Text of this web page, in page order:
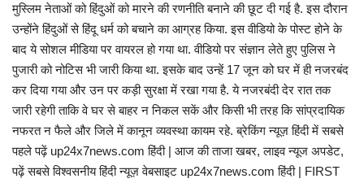
मुस्लिम नेताओं को हिंदुओं को मारने की रणनीति बनाने की छूट दी गई है. इस दौरान
उन्होंने हिंदुओं से हिंदू धर्म को बचाने का आग्रह किया. इस वीडियो के पोस्ट होने के
बाद ये सोशल मीडिया पर वायरल हो गया था. वीडियो पर संज्ञान लेते हुए पुलिस ने
पुजारी को नोटिस भी जारी किया था. इसके बाद उन्हें 17 जून को घर में ही नजरबंद
कर दिया गया और उन पर कड़ी सुरक्षा में रखा गया है. ये नजरबंदी देर रात तक
जारी रहेगी ताकि वे घर से बाहर न निकल सकें और किसी भी तरह कि सांप्रदायिक
नफरत न फैले और जिले में कानून व्यवस्‍था कायम रहे. ब्रेकिंग न्यूज़ हिंदी में सबसे
पहले पढ़ें up24x7news.com हिंदी | आज की ताजा खबर, लाइव न्यूज अपडेट,
पढ़ें सबसे विश्वसनीय हिंदी न्यूज़ वेबसाइट up24x7news.com हिंदी | FIRST